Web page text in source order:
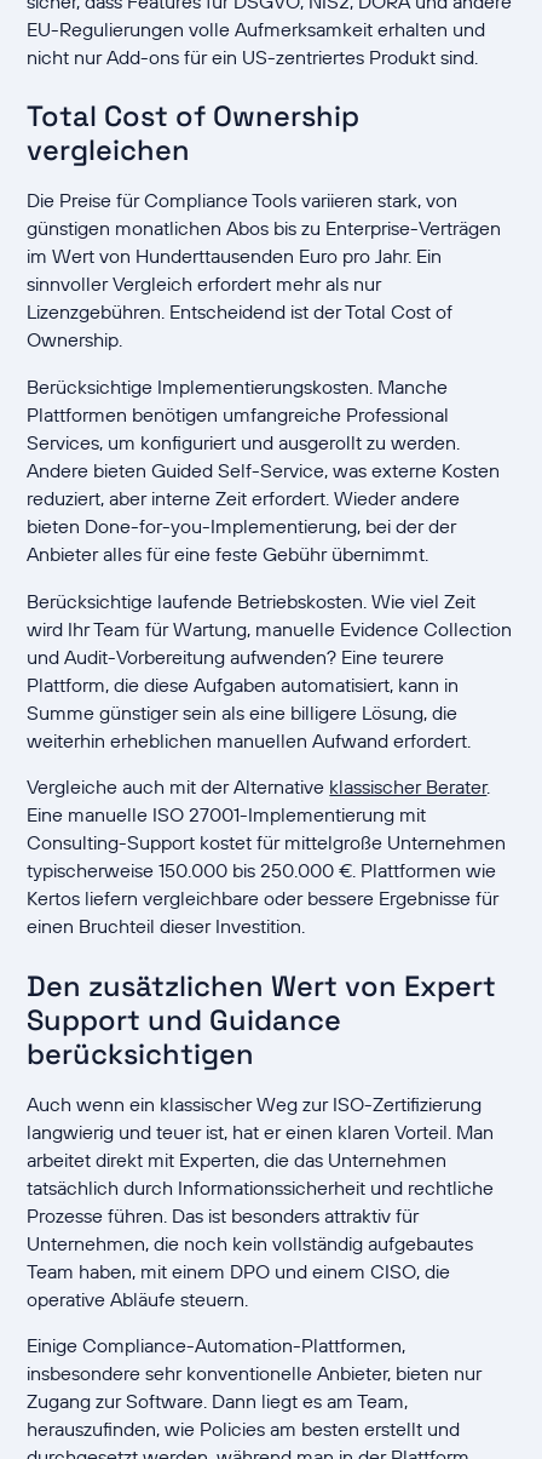
EU-Regulierungen volle Aufmerksamkeit erhalten und
nicht nur Add-ons für ein US-zentriertes Produkt sind.
Total Cost of Ownership
vergleichen
Die Preise für Compliance Tools variieren stark, von
günstigen monatlichen Abos bis zu Enterprise-Verträgen
im Wert von Hunderttausenden Euro pro Jahr. Ein
sinnvoller Vergleich erfordert mehr als nur
Lizenzgebühren. Entscheidend ist der Total Cost of
Ownership.
Berücksichtige Implementierungskosten. Manche
Plattformen benötigen umfangreiche Professional
Services, um konfiguriert und ausgerollt zu werden.
Andere bieten Guided Self-Service, was externe Kosten
reduziert, aber interne Zeit erfordert. Wieder andere
bieten Done-for-you-Implementierung, bei der der
Anbieter alles für eine feste Gebühr übernimmt.
Berücksichtige laufende Betriebskosten. Wie viel Zeit
wird Ihr Team für Wartung, manuelle Evidence Collection
und Audit-Vorbereitung aufwenden? Eine teurere
Plattform, die diese Aufgaben automatisiert, kann in
Summe günstiger sein als eine billigere Lösung, die
weiterhin erheblichen manuellen Aufwand erfordert.
Vergleiche auch mit der Alternative klassischer Berater.
Eine manuelle ISO 27001-Implementierung mit
Consulting-Support kostet für mittelgroße Unternehmen
typischerweise 150.000 bis 250.000 €. Plattformen wie
Kertos liefern vergleichbare oder bessere Ergebnisse für
einen Bruchteil dieser Investition.
Den zusätzlichen Wert von Expert
Support und Guidance
berücksichtigen
Auch wenn ein klassischer Weg zur ISO-Zertifizierung
langwierig und teuer ist, hat er einen klaren Vorteil. Man
arbeitet direkt mit Experten, die das Unternehmen
tatsächlich durch Informationssicherheit und rechtliche
Prozesse führen. Das ist besonders attraktiv für
Unternehmen, die noch kein vollständig aufgebautes
Team haben, mit einem DPO und einem CISO, die
operative Abläufe steuern.
Einige Compliance-Automation-Plattformen,
insbesondere sehr konventionelle Anbieter, bieten nur
Zugang zur Software. Dann liegt es am Team,
herauszufinden, wie Policies am besten erstellt und